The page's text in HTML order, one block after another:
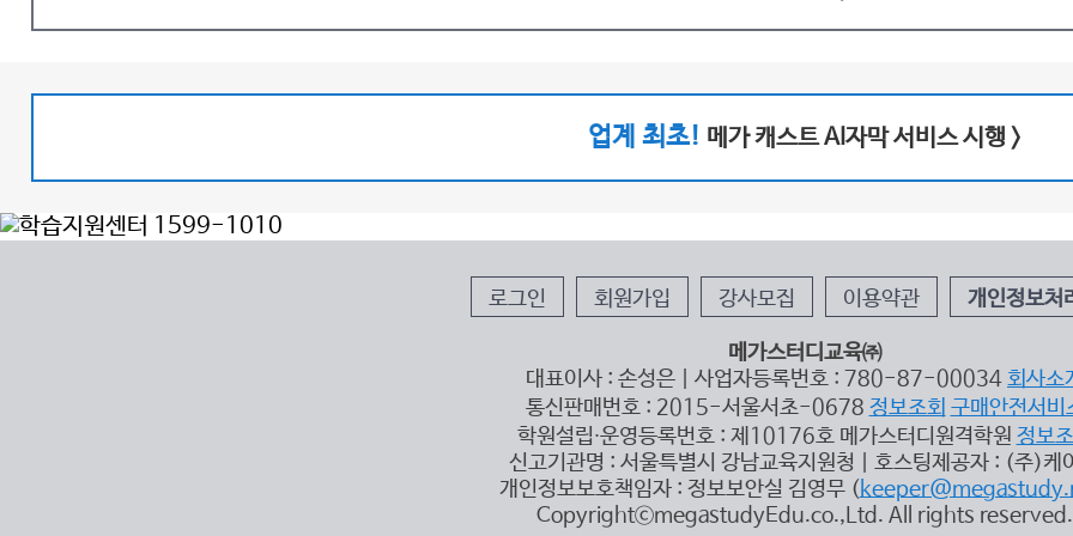
업계 최초! 메가 캐스트 AI자막 서비스 시행 >
로그인 회원가입 강사모집 이용약관 개인정보처
메가스터디교육㈜
대표이사 : 손성은 | 사업자등록번호 : 780-87-00034 회사소
통신판매번호 : 2015-서울서초-0678 정보조회 구매안전서비
학원설립∙운영등록번호 : 제10176호 메가스터디원격학원 정보
신고기관명 : 서울특별시 강남교육지원청 | 호스팅제공자 : (주)케
개인정보보호책임자 : 정보보안실 김영무 (
CopyrightⓒmegastudyEdu.co.,Ltd. All rights reserved.